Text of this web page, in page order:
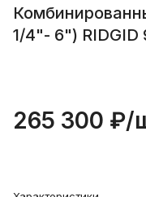
1/4"- 6")
265 300 ₽/